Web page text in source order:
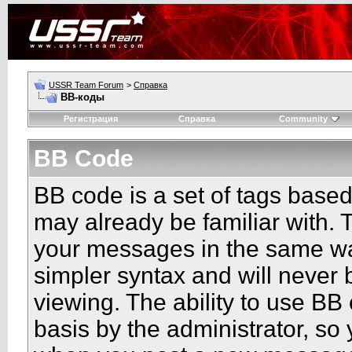
USSR Team Forum > Справка
BB-коды
Регистрация Справка Community
BB Code
BB code is a set of tags
may already be familiar with.
your messages in the same
simpler syntax and will never
viewing. The ability to use
basis by the administrator,